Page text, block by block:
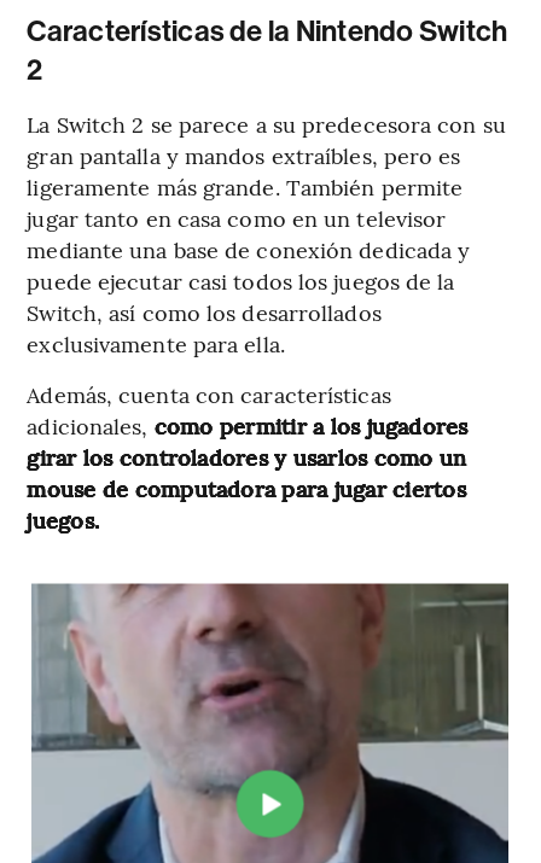
Características de la Nintendo Switch
2
La Switch 2 se parece a su predecesora con su
gran pantalla y mandos extraíbles, pero es
ligeramente más grande. También permite
jugar tanto en casa como en un televisor
mediante una base de conexión dedicada y
puede ejecutar casi todos los juegos de la
Switch, así como los desarrollados
exclusivamente para ella.
Además, cuenta con características
adicionales, como permitir a los jugadores
girar los controladores y usarlos como un
mouse de computadora para jugar ciertos
juegos.